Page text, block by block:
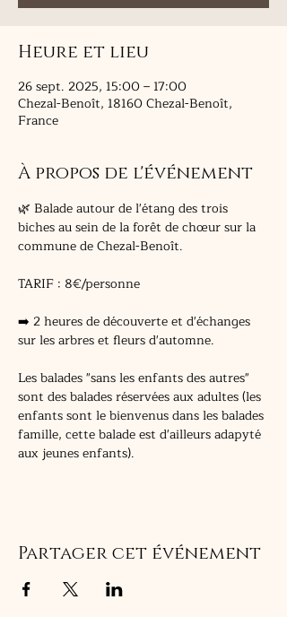
Heure et lieu
26 sept. 2025, 15:00 – 17:00
Chezal-Benoît, 18160 Chezal-Benoît,
France
À propos de l'événement
🌿 Balade autour de l'étang des trois
biches au sein de la forêt de chœur sur la
commune de Chezal-Benoît.
TARIF : 8€/personne
➡️ 2 heures de découverte et d'échanges
sur les arbres et fleurs d'automne.
Les balades "sans les enfants des autres"
sont des balades réservées aux adultes (les
enfants sont le bienvenus dans les balades
famille, cette balade est d'ailleurs adapyté
aux jeunes enfants).
Partager cet événement